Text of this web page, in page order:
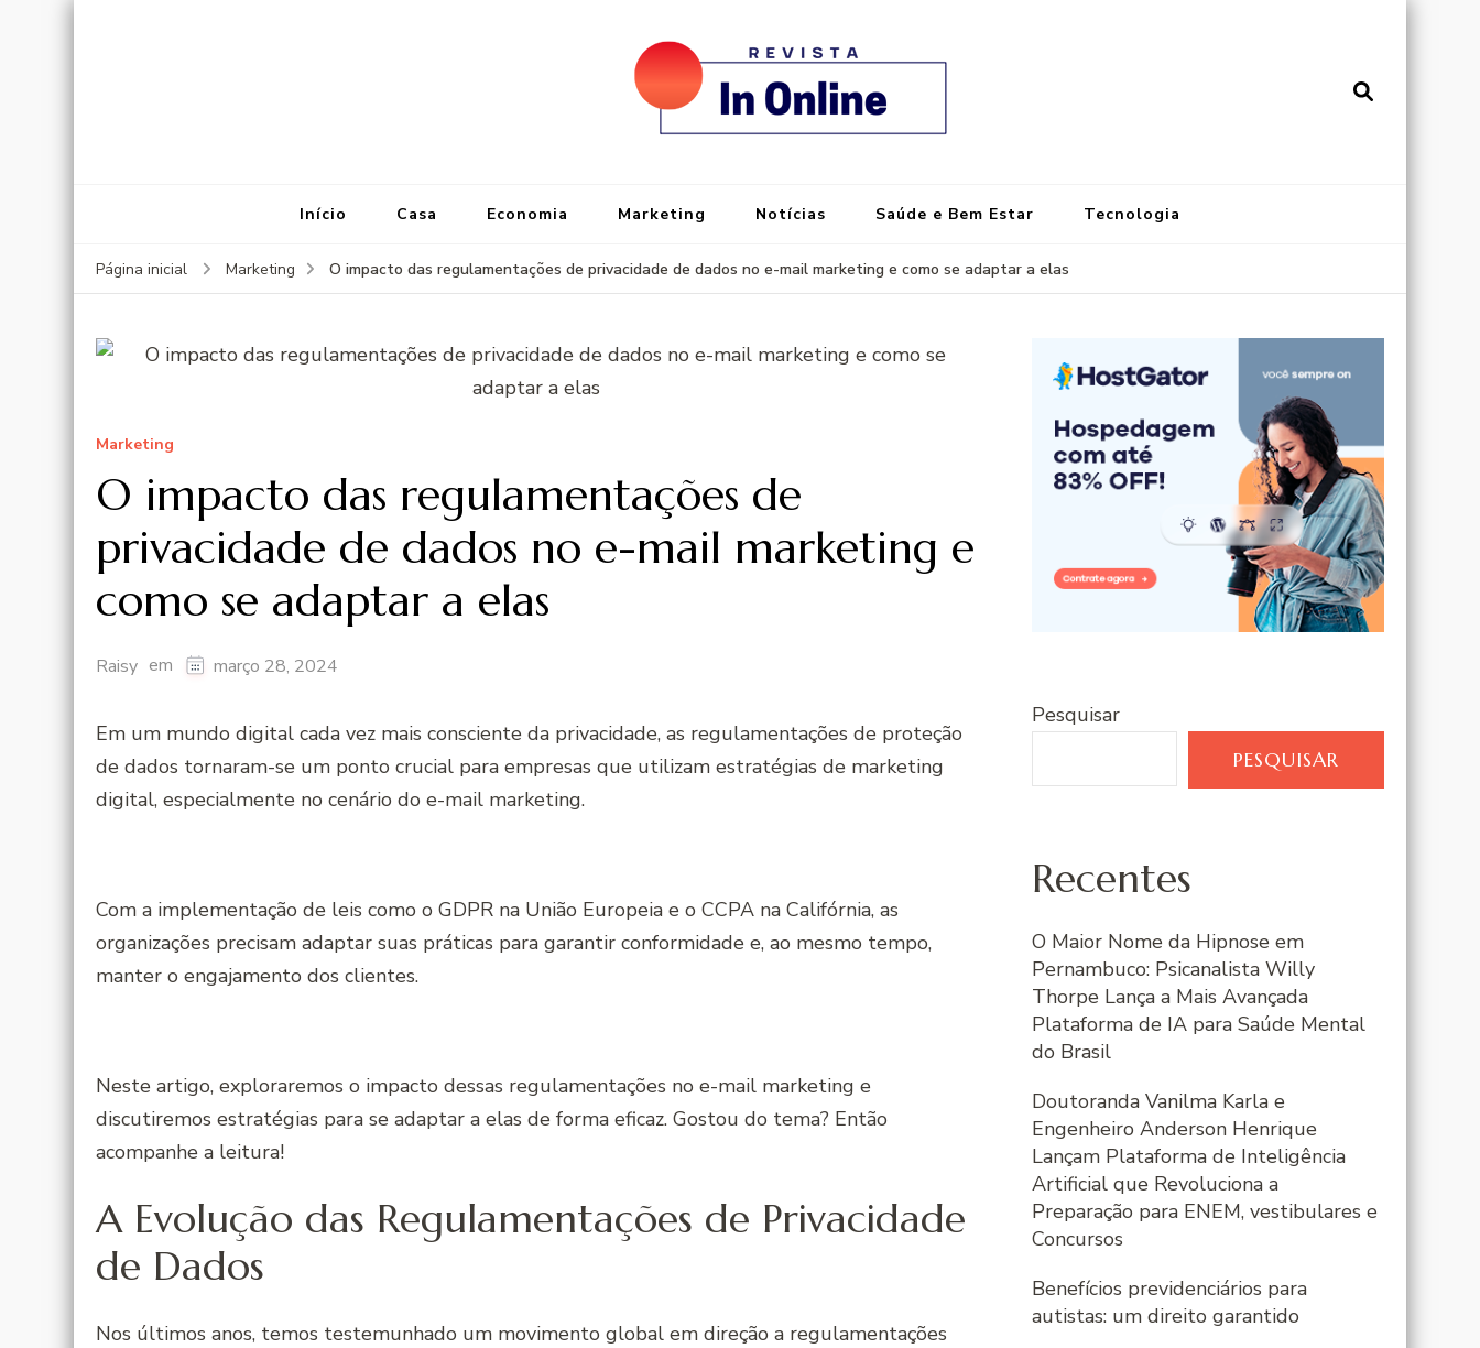
Início Casa Economia Marketing Notícias Saúde e Bem Estar Tecnologia
Página inicial Marketing O impacto das regulamentações de privacidade de dados no e-mail marketing e como se adaptar a elas
Marketing
O impacto das regulamentações de
privacidade de dados no e-mail marketing e
como se adaptar a elas
Raisy em março 28, 2024
Em um mundo digital cada vez mais consciente da privacidade, as regulamentações de proteção
de dados tornaram-se um ponto crucial para empresas que utilizam estratégias de marketing
digital, especialmente no cenário do e-mail marketing.
Com a implementação de leis como o GDPR na União Europeia e o CCPA na Califórnia, as
organizações precisam adaptar suas práticas para garantir conformidade e, ao mesmo tempo,
manter o engajamento dos clientes.
Neste artigo, exploraremos o impacto dessas regulamentações no e-mail marketing e
discutiremos estratégias para se adaptar a elas de forma eficaz. Gostou do tema? Então
acompanhe a leitura!
A Evolução das Regulamentações de Privacidade
de Dados
Nos últimos anos, temos testemunhado um movimento global em direção a regulamentações
Pesquisar
PESQUISAR
Recentes
O Maior Nome da Hipnose em
Pernambuco: Psicanalista Willy
Thorpe Lança a Mais Avançada
Plataforma de IA para Saúde Mental
do Brasil
Doutoranda Vanilma Karla e
Engenheiro Anderson Henrique
Lançam Plataforma de Inteligência
Artificial que Revoluciona a
Preparação para ENEM, vestibulares e
Concursos
Benefícios previdenciários para
autistas: um direito garantido